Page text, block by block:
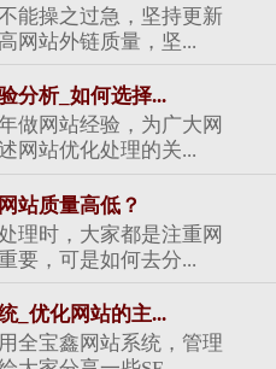
能操之过急，坚持更新
网站外链质量，坚...
分析_如何选择...
做网站经验，为广大网
网站优化处理的关...
站质量高低？
理时，大家都是注重网
要，可是如何去分...
_优化网站的主...
全宝鑫网站系统，管理